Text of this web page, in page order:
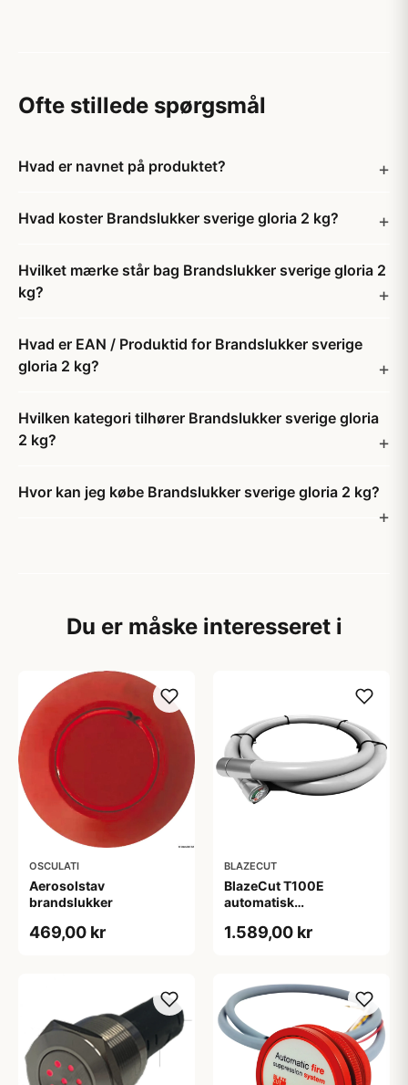
Ofte stillede spørgsmål
Hvad er navnet på produktet?
Hvad koster Brandslukker sverige gloria 2 kg?
Hvilket mærke står bag Brandslukker sverige gloria 2
kg?
Hvad er EAN / Produktid for Brandslukker sverige
gloria 2 kg?
Hvilken kategori tilhører Brandslukker sverige gloria
2 kg?
Hvor kan jeg købe Brandslukker sverige gloria 2 kg?
Du er måske interesseret i
OSCULATI
Aerosolstav
brandslukker
469,00 kr
BLAZECUT
BlazeCut T100E
automatisk
1.589,00 kr